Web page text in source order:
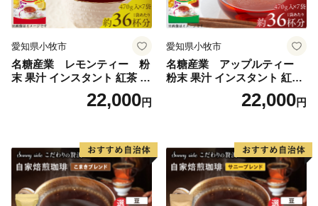
水村、大正13年に垂水町となり、以来、躍進を続けてい
ましたが、昭和20年8月5日の戦火のため市街地のほと
んどが消失しました。翌21年に戦災復興事務所が設置さ
れ、現在の市街地形成のもととなる都市計画が進めら
れ、昭和30年に牛根村及び新城村と合併し、同33年10
月1日に市制を施行、垂水市として第一歩を踏み出し現
愛知県小牧市
名糖産業 レモンティー 粉
末 果汁 インスタント 紅茶 ビ
タミンC 袋 ロングセラー 粉
末飲料 粉末茶 簡単 手軽 ホッ
22,000円
愛知県小牧市
名糖産業 アップルティー
粉末 果汁 インスタント 紅茶
ティー ビタミンC 袋 ロング
セラー 粉末飲料 粉末茶 簡単
22,000円